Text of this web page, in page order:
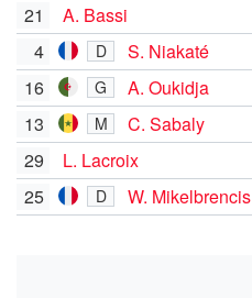
21
A. Bassi
4
D
S. Niakaté
16
G
A. Oukidja
13
M
C. Sabaly
29
L. Lacroix
25
D W. Mikelbrencis